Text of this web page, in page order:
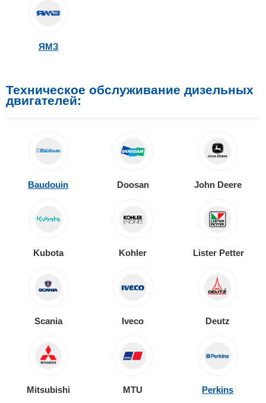
ЯМЗ
Техническое обслуживание дизельных
двигателей:
Baudouin Doosan John Deere
Kubota Kohler Lister Petter
Scania Iveco Deutz
Mitsubishi MTU Perkins